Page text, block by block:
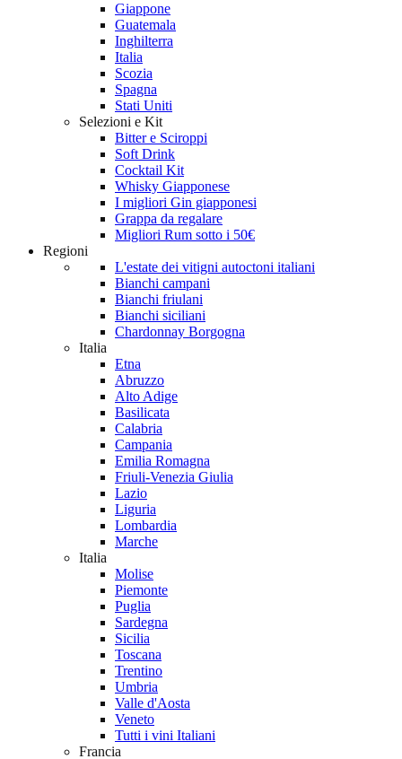
Giappone
Guatemala
Inghilterra
Italia
Scozia
Spagna
Stati Uniti
Selezioni e Kit
Bitter e Sciroppi
Soft Drink
Cocktail Kit
Whisky Giapponese
I migliori Gin giapponesi
Grappa da regalare
Migliori Rum sotto i 50€
Regioni
L'estate dei vitigni autoctoni italiani
Bianchi campani
Bianchi friulani
Bianchi siciliani
Chardonnay Borgogna
Italia
Etna
Abruzzo
Alto Adige
Basilicata
Calabria
Campania
Emilia Romagna
Friuli-Venezia Giulia
Lazio
Liguria
Lombardia
Marche
Italia
Molise
Piemonte
Puglia
Sardegna
Sicilia
Toscana
Trentino
Umbria
Valle d'Aosta
Veneto
Tutti i vini Italiani
Francia